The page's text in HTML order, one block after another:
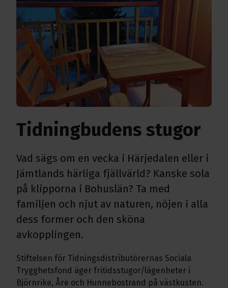
Tidningbudens stugor
Vad sägs om en vecka i Härjedalen eller i
Jämtlands härliga fjällvärld? Kanske sola
på klipporna i Bohuslän? Ta med
familjen och njut av naturen, nöjen i alla
dess former och den sköna
avkopplingen.
Stiftelsen för Tidningsdistributörernas Sociala
Trygghetsfond äger fritidsstugor/lägenheter i
Björnrike, Åre och Hunnebostrand på västkusten.